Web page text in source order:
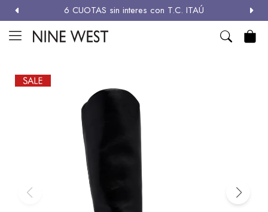
6 CUOTAS sin interes con T.C. ITAÚ

MI CUENTA